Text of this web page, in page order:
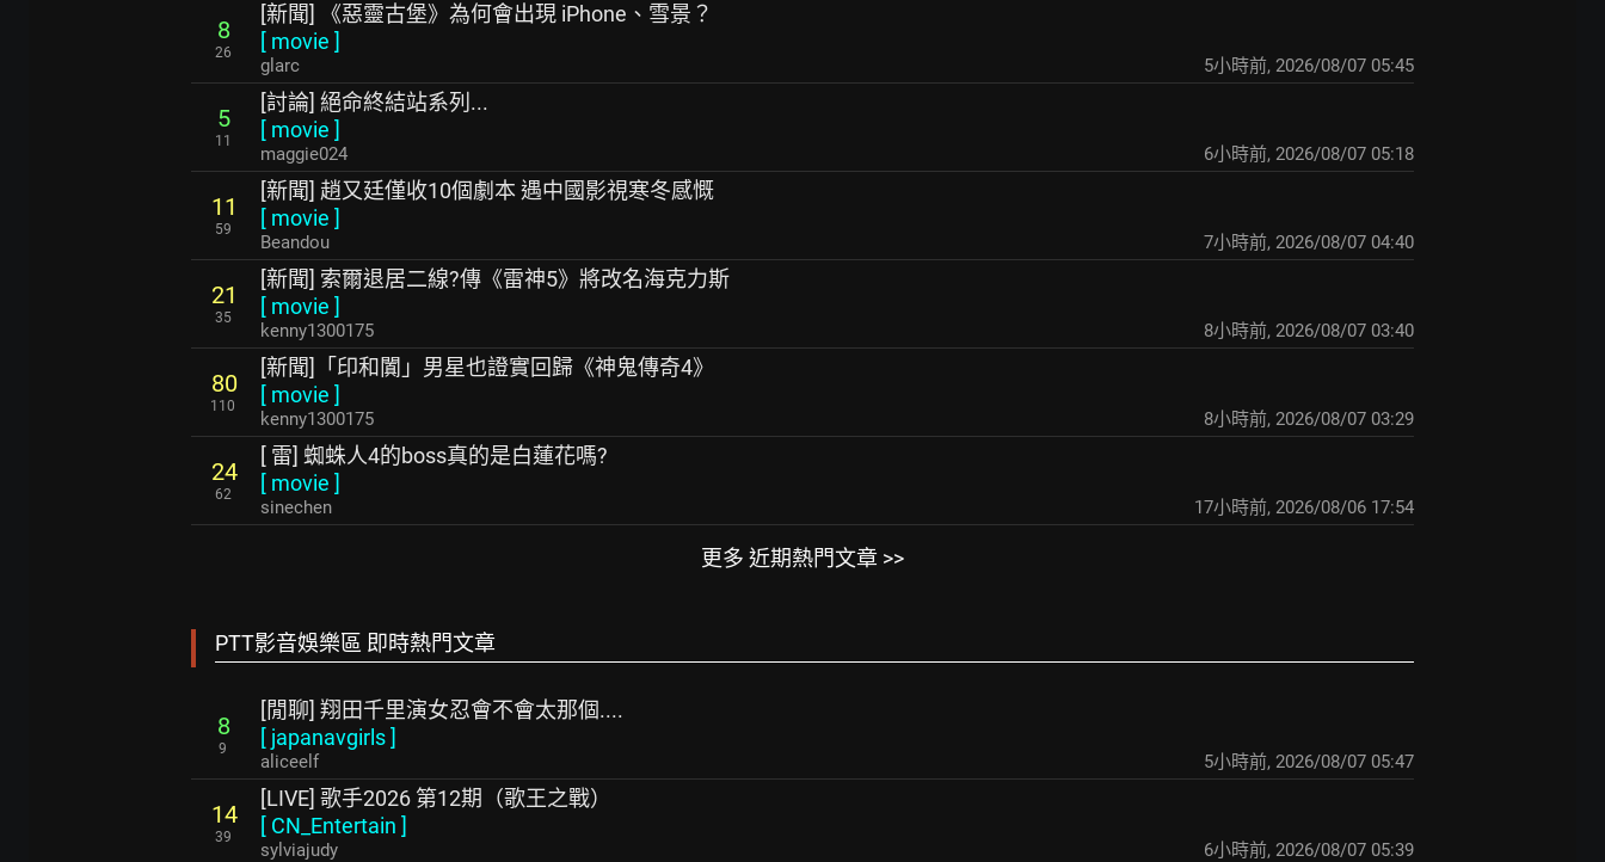
8
26
[新聞] 《惡靈古堡》為何會出現 iPhone、雪景？
[ movie ]
glarc 5小時前, 2026/08/07 05:45
5
11
[討論] 絕命終結站系列...
[ movie ]
maggie024 6小時前, 2026/08/07 05:18
11
59
[新聞] 趙又廷僅收10個劇本 遇中國影視寒冬感慨
[ movie ]
Beandou 7小時前, 2026/08/07 04:40
21
35
[新聞] 索爾退居二線?傳《雷神5》將改名海克力斯
[ movie ]
kenny1300175 8小時前, 2026/08/07 03:40
80
110
[新聞]「印和闐」男星也證實回歸《神鬼傳奇4》
[ movie ]
kenny1300175 8小時前, 2026/08/07 03:29
24
62
[ 雷] 蜘蛛人4的boss真的是白蓮花嗎?
[ movie ]
sinechen 17小時前, 2026/08/06 17:54
更多 近期熱門文章 >>
PTT影音娛樂區 即時熱門文章
8
9
[閒聊] 翔田千里演女忍會不會太那個....
[ japanavgirls]
aliceelf 5小時前, 2026/08/07 05:47
14
39
[LIVE] 歌手2026 第12期（歌王之戰）
[ CN_Entertain ]
sylviajudy 6小時前, 2026/08/07 05:39